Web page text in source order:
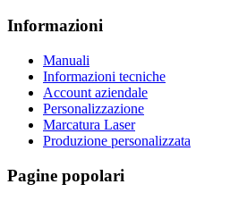
Informazioni
Manuali
Informazioni tecniche
Account aziendale
Personalizzazione
Marcatura Laser
Produzione personalizzata
Pagine popolari